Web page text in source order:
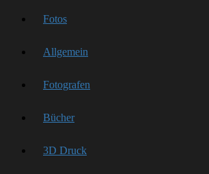
Fotos
Allgemein
Fotografen
Bücher
3D Druck